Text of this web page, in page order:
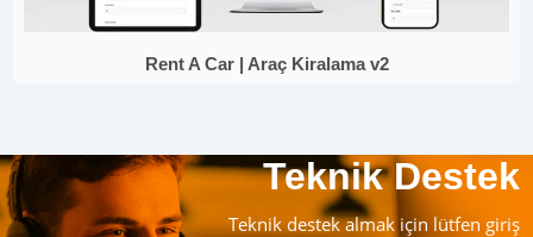
Rent A Car | Araç Kiralama v2
Teknik Destek
Teknik destek almak için lütfen giriş